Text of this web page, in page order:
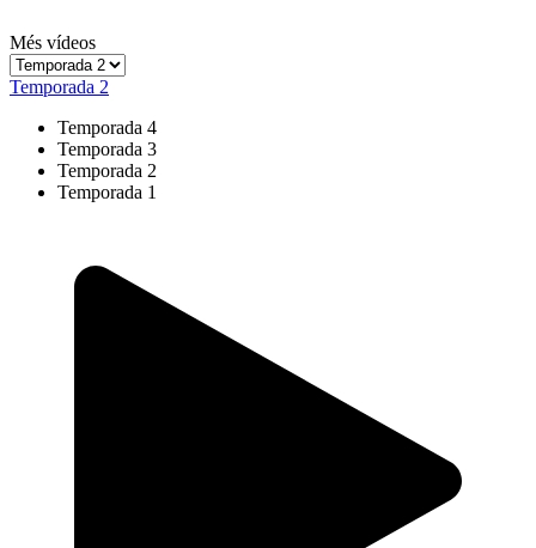
Més vídeos
Temporada 2
Temporada 4
Temporada 3
Temporada 2
Temporada 1